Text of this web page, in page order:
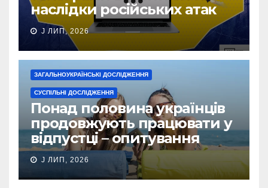
наслідки російських атак
J ЛИП, 2026
ЗАГАЛЬНОУКРАЇНСЬКІ ДОСЛІДЖЕННЯ
СУСПІЛЬНІ ДОСЛІДЖЕННЯ
Понад половина українців
продовжують працювати у
відпустці – опитування
J ЛИП, 2026